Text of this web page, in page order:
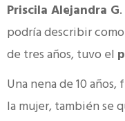
Priscila Alejandra G
podría describir como
de tres años, tuvo el
Una nena de 10
la mujer, también se